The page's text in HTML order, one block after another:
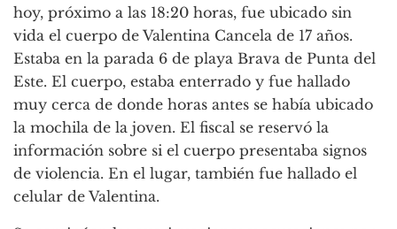
hoy, próximo a las 18:20 horas, fue ubicado sin
vida el cuerpo de Valentina Cancela de 17 años.
Estaba en la parada 6 de playa Brava de Punta del
Este. El cuerpo, estaba enterrado y fue hallado
muy cerca de donde horas antes se había ubicado
la mochila de la joven. El fiscal se reservó la
información sobre si el cuerpo presentaba signos
de violencia. En el lugar, también fue hallado el
celular de Valentina.